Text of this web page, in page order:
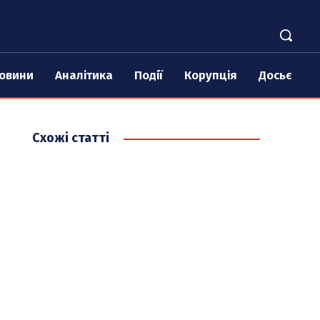
Аналітика Події Корупція Досьє
Схожі статті